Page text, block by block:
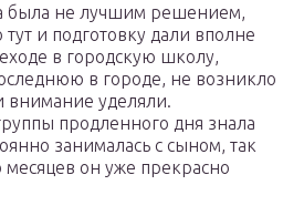
была не лучшим решением,
тут и подготовку дали вполне
в городскую школу,
в городе, не возникло
внимание уделяли.
продленного дня знала
занималась с сыном, так
месяцев он уже прекрасно